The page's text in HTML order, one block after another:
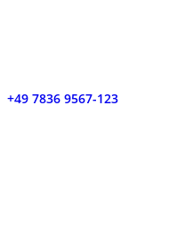
+49 7836 9567-123